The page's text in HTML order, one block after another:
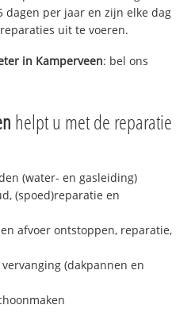
dagen per jaar en zijn elke dag
uit te voeren.
in Kamperveen: bel ons
helpt u met de reparatie
(water- en gasleiding)
(spoed)reparatie en
afvoer ontstoppen, reparatie,
(dakpannen en